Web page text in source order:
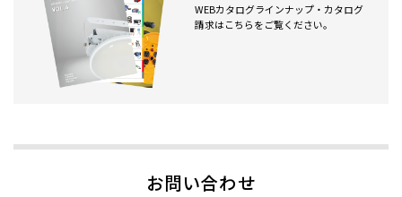
WEBカタログラインナップ・カタログ
請求はこちらをご覧ください。
お問い合わせ